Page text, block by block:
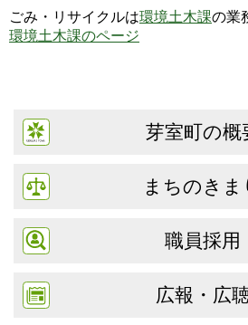
ごみ・リサイクルは環境土木課の業
環境土木課のページ
芽室町の概
まちのきま
職員採用
広報・広